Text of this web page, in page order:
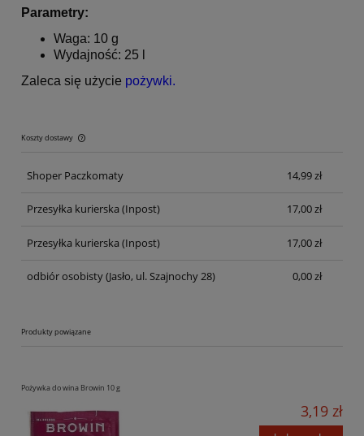
Parametry:
Waga: 10 g
Wydajność: 25 l
Zaleca się użycie pożywki.
Koszty dostawy
Cena nie zawiera ewentualnych kosztów płatności
Shoper Paczkomaty
14,99 zł
Przesyłka kurierska (Inpost) 17,00 zł
Przesyłka kurierska (Inpost) 17,00 zł
odbiór osobisty(Jasło, ul. Szajnochy 28) 0,00 zł
Produkty powiązane
Pożywka do wina Browin 10 g
3,19 zł